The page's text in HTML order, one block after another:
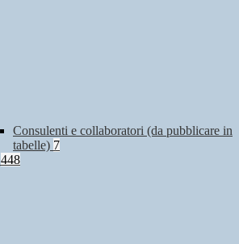
Consulenti e collaboratori (da pubblicare in
tabelle) 7
448